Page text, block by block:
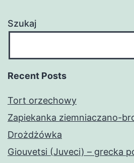
Szukaj
Recent Posts
Tort orzechowy
Zapiekanka ziemniaczano-
Drożdżówka
Giouvetsi (Juveci) – grecka